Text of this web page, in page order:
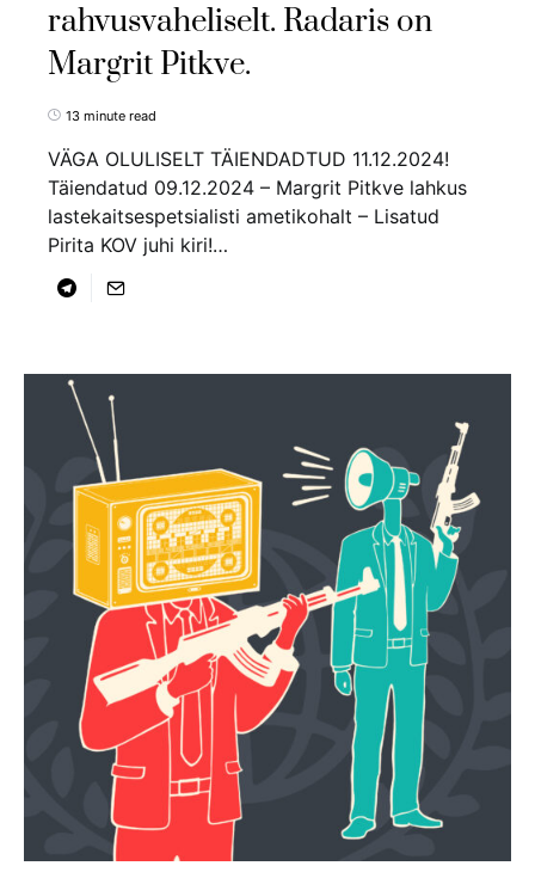
rahvusvaheliselt. Radaris on
Margrit Pitkve.
13 minute read
VÄGA OLULISELT TÄIENDADTUD 11.12.2024!
Täiendatud 09.12.2024 – Margrit Pitkve lahkus
lastekaitsespetsialisti ametikohalt – Lisatud
Pirita KOV juhi kiri!…